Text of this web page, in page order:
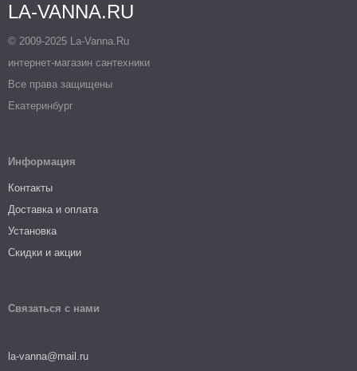
LA-VANNA.RU
© 2009-2025 La-Vanna.Ru
интернет-магазин сантехники
Все права защищены
Екатеринбург
Информация
Контакты
Доставка и оплата
Установка
Скидки и акции
Связаться с нами
la-vanna@mail.ru